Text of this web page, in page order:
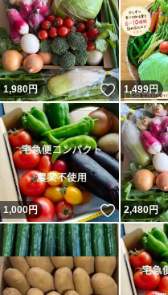
1,980円 いいね！
1,499円
1,000円 いいね！
2,480円